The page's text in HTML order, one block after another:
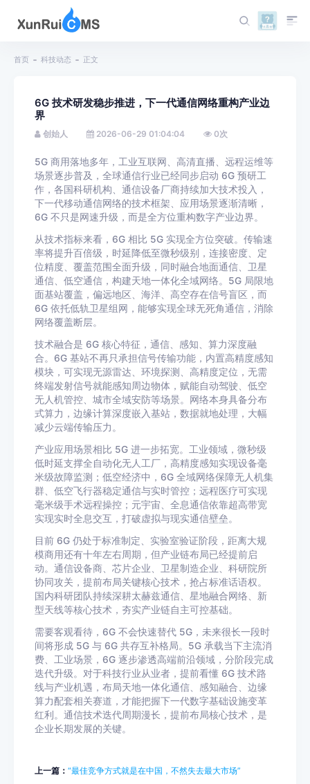
首页 科技动态 正文
6G 技术研发稳步推进，下一代通信网络重构产业边
界
创始人 2026-06-29 01:04:04 0次
5G 商用落地多年，工业互联网、高清直播、远程运维等
场景逐步普及，全球通信行业已经同步启动 6G 预研工
作，各国科研机构、通信设备厂商持续加大技术投入，
下一代移动通信网络的技术框架、应用场景逐渐清晰，
6G 不只是网速升级，而是全方位重构数字产业边界。
从技术指标来看，6G 相比 5G 实现全方位突破。传输速
率将提升百倍级，时延降低至微秒级别，连接密度、定
位精度、覆盖范围全面升级，同时融合地面通信、卫星
通信、低空通信，构建天地一体化全域网络。5G 局限地
面基站覆盖，偏远地区、海洋、高空存在信号盲区，而
6G 依托低轨卫星组网，能够实现全球无死角通信，消除
网络覆盖断层。
技术融合是 6G 核心特征，通信、感知、算力深度融
合。6G 基站不再只承担信号传输功能，内置高精度感知
模块，可实现无源雷达、环境探测、高精度定位，无需
终端发射信号就能感知周边物体，赋能自动驾驶、低空
无人机管控、城市全域安防等场景。网络本身具备分布
式算力，边缘计算深度嵌入基站，数据就地处理，大幅
减少云端传输压力。
产业应用场景相比 5G 进一步拓宽。工业领域，微秒级
低时延支撑全自动化无人工厂，高精度感知实现设备毫
米级故障监测；低空经济中，6G 全域网络保障无人机集
群、低空飞行器稳定通信与实时管控；远程医疗可实现
毫米级手术远程操控；元宇宙、全息通信依靠超高带宽
实现实时全息交互，打破虚拟与现实通信壁垒。
目前 6G 仍处于标准制定、实验室验证阶段，距离大规
模商用还有十年左右周期，但产业链布局已经提前启
动。通信设备商、芯片企业、卫星制造企业、科研院所
协同攻关，提前布局关键核心技术，抢占标准话语权。
国内科研团队持续深耕太赫兹通信、星地融合网络、新
型天线等核心技术，夯实产业链自主可控基础。
需要客观看待，6G 不会快速替代 5G，未来很长一段时
间将形成 5G 与 6G 共存互补格局。5G 承载当下主流消
费、工业场景，6G 逐步渗透高端前沿领域，分阶段完成
迭代升级。对于科技行业从业者，提前看懂 6G 技术路
线与产业机遇，布局天地一体化通信、感知融合、边缘
算力配套相关赛道，才能把握下一代数字基础设施变革
红利。通信技术迭代周期漫长，提前布局核心技术，是
企业长期发展的关键。
上一篇： “最佳竞争方式就是在中国，不然失去最大市场”